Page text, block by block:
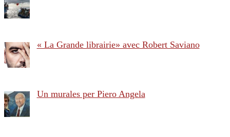
« La Grande librairie» avec Robert Saviano
Un murales per Piero Angela